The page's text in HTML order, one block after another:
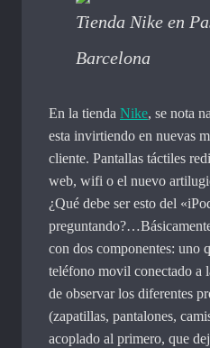
Tienda Nike en
Barcelona
En la tienda Nike, se nota
esta invirtiendo en nuevas
cliente. Pantallas táctiles
web, wifi o el nuevo
¿Qué debe ser esto del
con dos componentes: uno
teléfono movil conectado a
de observar los diferentes
(zapatillas, pantalones,
acoplado al primero, que